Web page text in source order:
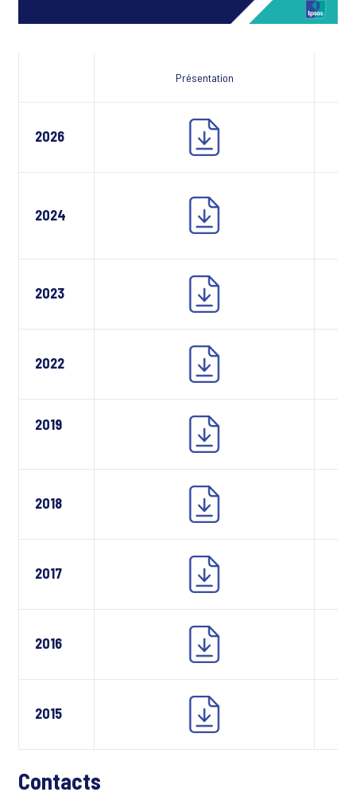
Présentation
2026
2024
2023
2022
2019
2018
2017
2016
2015
Contacts